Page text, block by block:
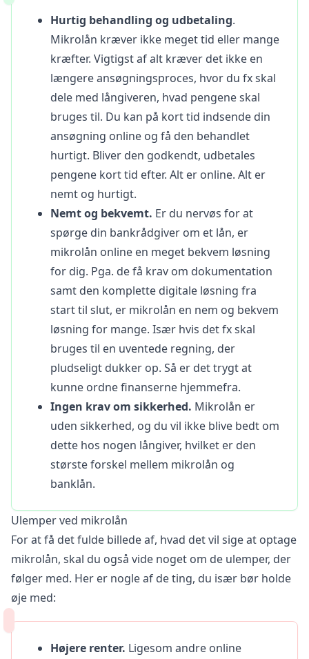
Hurtig behandling og udbetaling.
Mikrolån kræver ikke meget tid eller mange
kræfter. Vigtigst af alt kræver det ikke en
længere ansøgningsproces, hvor du fx skal
dele med långiveren, hvad pengene skal
bruges til. Du kan på kort tid indsende din
ansøgning online og få den behandlet
hurtigt. Bliver den godkendt, udbetales
pengene kort tid efter. Alt er online. Alt er
nemt og hurtigt.
Nemt og bekvemt. Er du nervøs for at
spørge din bankrådgiver om et lån, er
mikrolån online en meget bekvem løsning
for dig. Pga. de få krav om dokumentation
samt den komplette digitale løsning fra
start til slut, er mikrolån en nem og bekvem
løsning for mange. Især hvis det fx skal
bruges til en uventede regning, der
pludseligt dukker op. Så er det trygt at
kunne ordne finanserne hjemmefra.
Ingen krav om sikkerhed. Mikrolån er
uden sikkerhed, og du vil ikke blive bedt om
dette hos nogen långiver, hvilket er den
største forskel mellem mikrolån og
banklån.
Ulemper ved mikrolån
For at få det fulde billede af, hvad det vil sige at optage
mikrolån, skal du også vide noget om de ulemper, der
følger med. Her er nogle af de ting, du især bør holde
øje med:
Højere renter. Ligesom andre online